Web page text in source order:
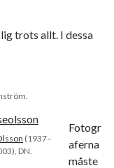
trots allt. I dessa
(1937–
DN.
Fotogr
aferna
måste